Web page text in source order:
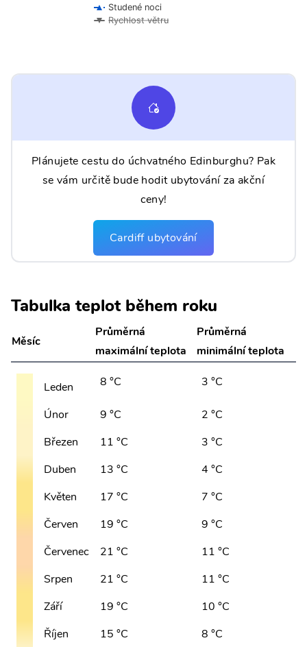
Studené noci
Rychlost větru
Plánujete cestu do úchvatného Edinburghu? Pak
se vám určitě bude hodit ubytování za akční
ceny!
Cardiff ubytování
Tabulka teplot během roku
Měsíc
Průměrná
maximální teplota
Průměrná
minimální teplota
Leden 8 °C 3 °C
Únor 9 °C
2 °C
Březen
11 °C
3 °C
Duben
13 °C
4 °C
Květen
17 °C
7 °C
Červen
19 °C
9 °C
Červenec
21 °C
11 °C
Srpen
21 °C
11 °C
Září
19 °C
10 °C
Říjen
15 °C
8 °C